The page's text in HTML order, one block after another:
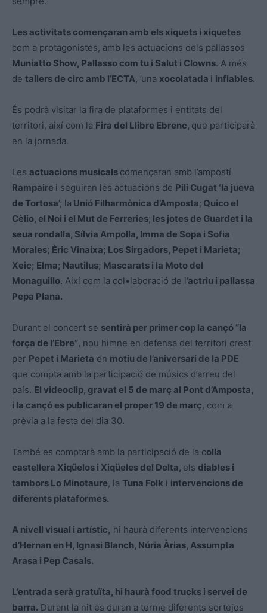
Les activitats començaran amb els xiquets i xiquetes
com a protagonistes, amb les actuacions dels pallassos
Muniatto Show, Pallasso com tu i Salut i Clowns. A més
de tallers de circ amb l’ECTA, ’una xocolatada i inflables.
És podrà visitar la fira de plataformes i entitats del
territori, així com la Fira del Llibre Ebrenc, que participarà
en la jornada.
Les actuacions musicals començaran amb l’ampostí
Rampaire i seguiran les actuacions de Pili Cugat ‘la jueva
de Tortosa’; la Unió Filharmònica d’Amposta; Quico el
Cèlio, el Noi i el Mut de Ferreries; les jotes de Guardet i la
seua rondalla, Sílvia Ampolla, Imma de Sopa i Sofia
Morales; Èric Vinaixa; Los Sirgadors, Pepet i Marieta;
Xeic; Elma; Nautilus; Mascarats i la Moto del
Monaguillo. Així com la col•laboració de l’actriu i pallassa
Pepa Plana.
Durant el concert se sentirà per primer cop la cançó “la
força de l’Ebre”, nou himne en defensa del territori creat
per Pepet i Marieta en motiu de l’aniversari de la PDE
que compta amb la participació de músics d’arreu del
país. El videoclip, gravat el 5 de març al Pont d’Amposta,
i la cançó es publicaran el proper 19 de març, com a
prèvia a la festa del dia 30.
També es comptarà amb la participació de la colla
castellera Xiqüelos i Xiqüeles del Delta, els diables i
tambors Lo Minotaure, la Tuna Folk i intervencions de
diferents plataformes.
A nivell visual i artístic, hi haurà diferents intervencions
d’Hernan en H, Ignasi Blanch, Núria Àrias, Assumpta
Arasa i Pep Casals.
L’entrada serà gratuïta, hi haurà food trucks i servei de
barra. Durant la nit es duran a terme diferents sortejos